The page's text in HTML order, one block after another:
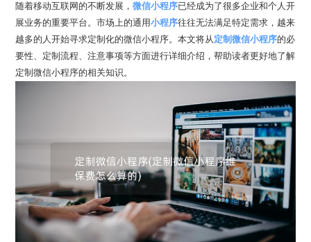
解决方案
关于我们
小程序资讯
随着移动互联网的不断发展，微信小程序已经成为了很多企业和个人开
展业务的重要平台。市场上的通用小程序往往无法满足特定需求，越来
越多的人开始寻求定制化的微信小程序。本文将从定制微信小程序的必
要性、定制流程、注意事项等方面进行详细介绍，帮助读者更好地了解
定制微信小程序的相关知识。